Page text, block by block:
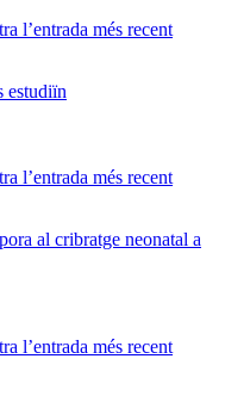
l’entrada més recent
estudiïn
l’entrada més recent
al cribratge neonatal a
l’entrada més recent